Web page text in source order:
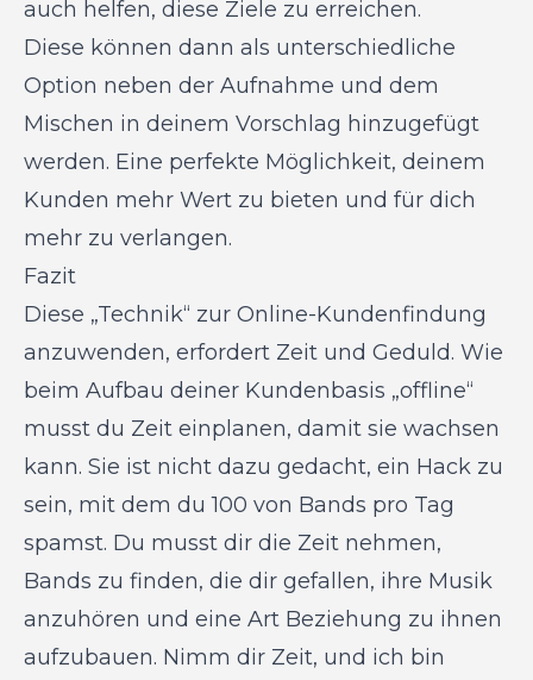
auch helfen, diese Ziele zu erreichen.
Diese können dann als unterschiedliche
Option neben der Aufnahme und dem
Mischen in deinem Vorschlag hinzugefügt
werden. Eine perfekte Möglichkeit, deinem
Kunden mehr Wert zu bieten und für dich
mehr zu verlangen.
Fazit
Diese „Technik“ zur Online-Kundenfindung
anzuwenden, erfordert Zeit und Geduld. Wie
beim Aufbau deiner Kundenbasis „offline“
musst du Zeit einplanen, damit sie wachsen
kann. Sie ist nicht dazu gedacht, ein Hack zu
sein, mit dem du 100 von Bands pro Tag
spamst. Du musst dir die Zeit nehmen,
Bands zu finden, die dir gefallen, ihre Musik
anzuhören und eine Art Beziehung zu ihnen
aufzubauen. Nimm dir Zeit, und ich bin